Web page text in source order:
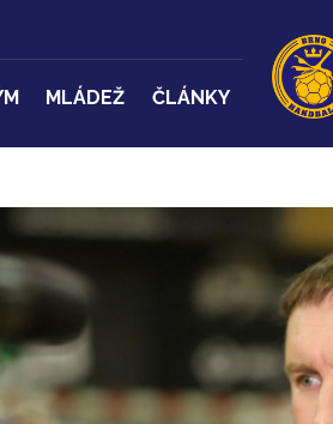
MLÁDEŽ ČLÁNKY